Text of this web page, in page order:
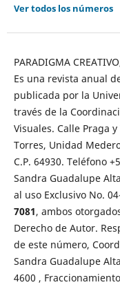
Ver todos los números
PARADIGMA
Es una revista anual
publicada por la
través de la
Visuales. Calle Praga
Torres, Unidad
C.P. 64930. Teléfono
Sandra Guadalupe
al uso Exclusivo No.
7081, ambos
Derecho de Autor.
de este número,
Sandra Guadalupe
4600 ,